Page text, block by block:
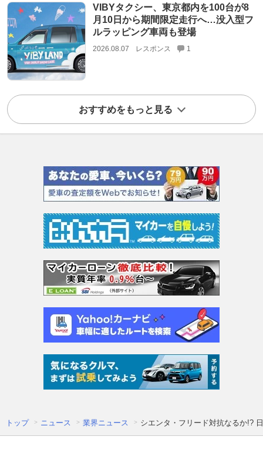
VIBYタクシー、東京都内を100台が8
月10日から期間限定走行へ…没入型フ
ルラッピング車両も登場
2026.08.07 レスポンス 1
おすすめをもっと見る
トップ ニュース 業界ニュース シエンタ・フリード対抗なるか!?